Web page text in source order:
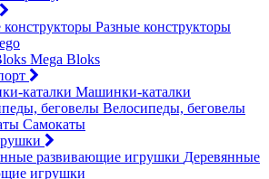
Разные конструкторы
Mega Bloks
Машинки-каталки
Велосипеды, беговелы
Самокаты
Деревянные
игрушки